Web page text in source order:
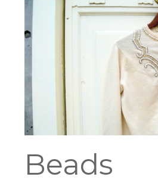
Beads